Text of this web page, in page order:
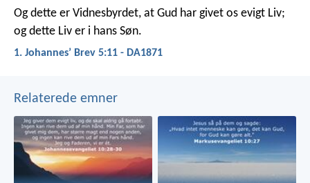
Og dette er Vidnesbyrdet, at Gud har givet os evigt Liv;
og dette Liv er i hans Søn.
1. Johannesʼ Brev 5:11 - DA1871
Relaterede emner